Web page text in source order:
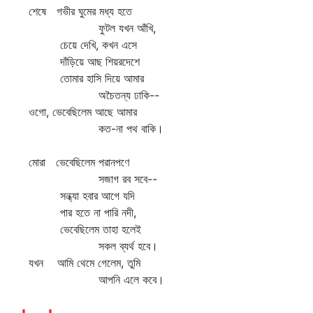
গভীর ঘুমের মধ্য হতে
যখন আঁখি,
দেখি, কখন এসে
আছ শিয়রদেশে
হাসি দিয়ে আমার
ঢাকি--
ভেবেছিলেম আছে আমার
না পথ বাকি।
ভেবেছিলেম পরানপণে
রব সবে--
হবার আগে যদি
হতে না পারি নদী,
তাহা হলেই
ব্যর্থ হবে।
আমি থেমে গেলেম, তুমি
এলে কবে।